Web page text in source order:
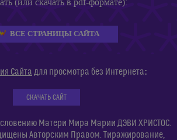
ВСЕ СТРАНИЦЫ САЙТА
Сайта для просмотра без Интернета:
СКАЧАТЬ САЙТ
Матери Мира Марии ДЭВИ ХРИСТОС.
Авторским Правом. Тиражирование,